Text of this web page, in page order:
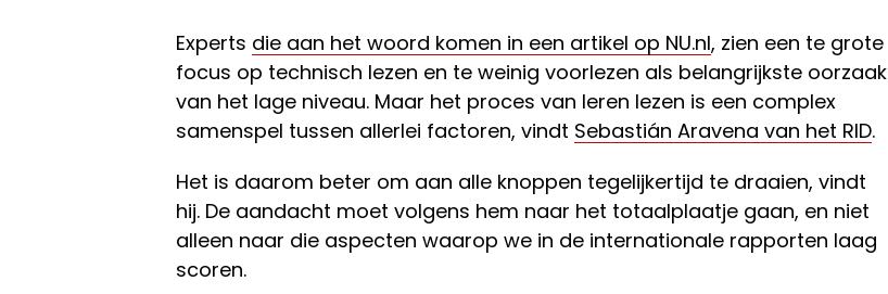
Experts die aan het woord komen in een artikel op NU.nl, zien een te grote
focus op technisch lezen en te weinig voorlezen als belangrijkste oorzaak
van het lage niveau. Maar het proces van leren lezen is een complex
samenspel tussen allerlei factoren, vindt Sebastián Aravena van het RID.
Het is daarom beter om aan alle knoppen tegelijkertijd te draaien, vindt
hij. De aandacht moet volgens hem naar het totaalplaatje gaan, en niet
alleen naar die aspecten waarop we in de internationale rapporten laag
scoren.